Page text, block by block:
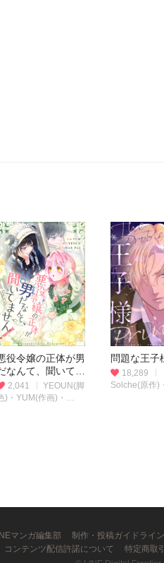
役令嬢の正体が男
なんて、聞いてま
ん！
2,041
YEOUN(脚
)・YUM(作画)・
問題な王子
18,289
Solche(原作)・
マンガ編集部 制作・投稿ガイドライン
コンテンツ配信許諾について
特定商取